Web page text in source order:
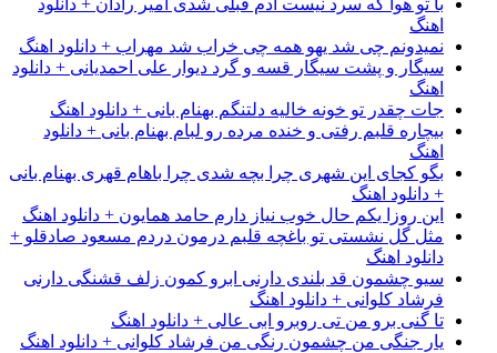
با تو هوا که سرد نیست آدم قبلی شدی امیر رادان + دانلود
اهنگ
نمیدونم چی شد یهو همه چی خراب شد مهراب + دانلود اهنگ
سیگار و پشت سیگار قسه و گرد دیوار علی احمدیانی + دانلود
اهنگ
جات چقدر تو خونه خالیه دلتنگم بهنام بانی + دانلود اهنگ
بیچاره قلبم رفتی و خنده مرده رو لبام بهنام بانی + دانلود
اهنگ
بگو کجای این شهری چرا بچه شدی چرا باهام قهری بهنام بانی
+ دانلود اهنگ
این روزا یکم حال خوب نیاز دارم حامد همایون + دانلود اهنگ
مثل گل نشستی تو باغچه قلبم درمون دردم مسعود صادقلو +
دانلود اهنگ
سیو چشمون قد بلندی دارنی ابرو کمون زلف قشنگی دارنی
فرشاد کلوانی + دانلود اهنگ
تا گنی برو من تی روبرو ابی عالی + دانلود اهنگ
یار جنگی من چشمون رنگی من فرشاد کلوانی + دانلود اهنگ